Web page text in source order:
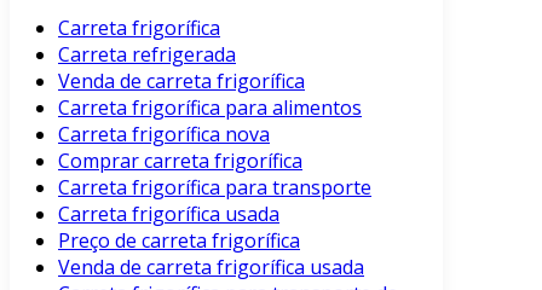
Carreta frigorífica
Carreta refrigerada
Venda de carreta frigorífica
Carreta frigorífica para alimentos
Carreta frigorífica nova
Comprar carreta frigorífica
Carreta frigorífica para transporte
Carreta frigorífica usada
Preço de carreta frigorífica
Venda de carreta frigorífica usada